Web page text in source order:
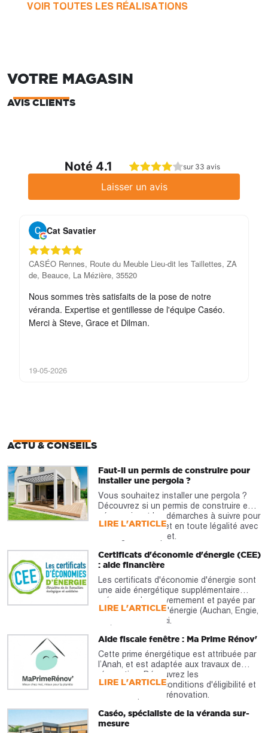
VOIR TOUTES LES RÉALISATIONS
VOTRE MAGASIN
AVIS CLIENTS
Noté 4.1 sur 33 avis
Laisser un avis
Cat Savatier
CASÉO Rennes, Route du Meuble Lieu-dit les Taillettes, ZA
de, Beauce, La Mézière, 35520
Nous sommes très satisfaits de la pose de notre
véranda. Expertise et gentillesse de l'équipe Caséo.
Merci à Steve, Grace et Dilman.
19-05-2026
ACTU & CONSEILS
Faut-il un permis de construire pour
installer une pergola ?
Vous souhaitez installer une pergola ?
Découvrez si un permis de construire est
nécessaire et les démarches à suivre pour
réaliser votre projet en toute légalité avec
notre guide complet.
LIRE L'ARTICLE
Certificats d'économie d'énergie (CEE)
: aide financière
Les certificats d'économie d'énergie sont
une aide énergétique supplémentaire
prévue par le gouvernement et payée par
les fournisseurs d'énergie (Auchan, Engie,
etc). À découvrir ici.
LIRE L'ARTICLE
Aide fiscale fenêtre : Ma Prime Rénov'
Cette prime énergétique est attribuée par
l’Anah, et est adaptée aux travaux de
rénovation. Découvrez les
caractéristiques, conditions d'éligibilité et
montants pour la rénovation.
LIRE L'ARTICLE
Caséo, spécialiste de la véranda sur-
mesure